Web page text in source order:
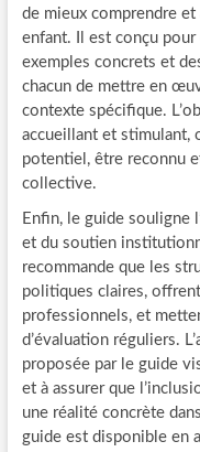
de mieux comprendre et
enfant. Il est conçu pour
exemples concrets et
chacun de mettre en
contexte spécifique.
accueillant et stimulant,
potentiel, être reconnu
collective.
Enfin, le guide souligne
et du soutien
recommande que les
politiques claires,
professionnels, et
d’évaluation réguliers.
proposée par le guide
et à assurer que
une réalité concrète
guide est disponible en